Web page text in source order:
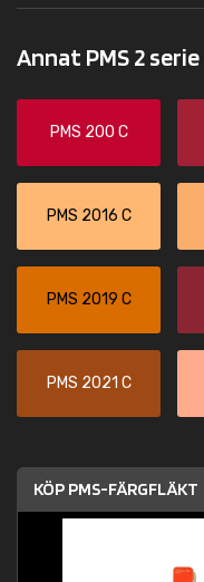
Annat PMS 2 serie
PMS 200 C
PMS 2016 C
PMS 2019 C
PMS 2021 C
KÖP PMS-FÄRGFLÄKT